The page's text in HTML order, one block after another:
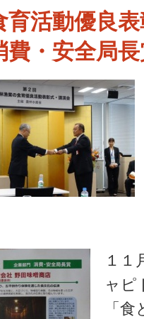
育活動優良
費・安全局
１１
ャピ
「